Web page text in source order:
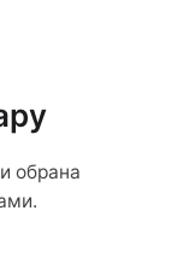
обрана